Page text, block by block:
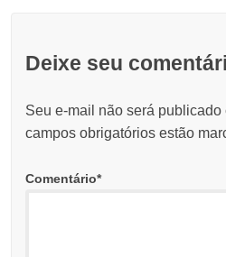
Deixe seu
Seu e-mail não será
campos obrigatórios estão
Comentário*